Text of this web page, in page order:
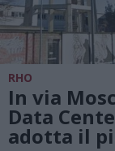
RHO
In via
Data
adotta il